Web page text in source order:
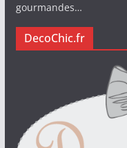
gourmandes…
DecoChic.fr